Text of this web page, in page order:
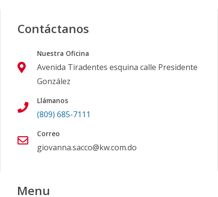
Contáctanos
Nuestra Oficina
Avenida Tiradentes esquina calle Presidente
González
Llámanos
(809) 685-7111
Correo
giovanna.sacco@kw.com.do
Menu